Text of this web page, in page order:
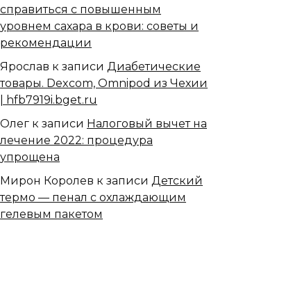
справиться с повышенным
уровнем сахара в крови: советы и
рекомендации
Ярослав к записи Диабетические
товары. Dexcom, Omnipod из Чехии
| hfb7919i.bget.ru
Олег к записи Налоговый вычет на
лечение 2022: процедура
упрощена
Мирон Королев к записи Детский
термо — пенал с охлаждающим
гелевым пакетом